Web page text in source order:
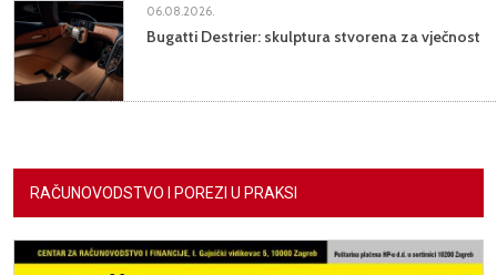
06.08.2026.
Bugatti Destrier: skulptura stvorena za vječnost
RAČUNOVODSTVO I POREZI U PRAKSI